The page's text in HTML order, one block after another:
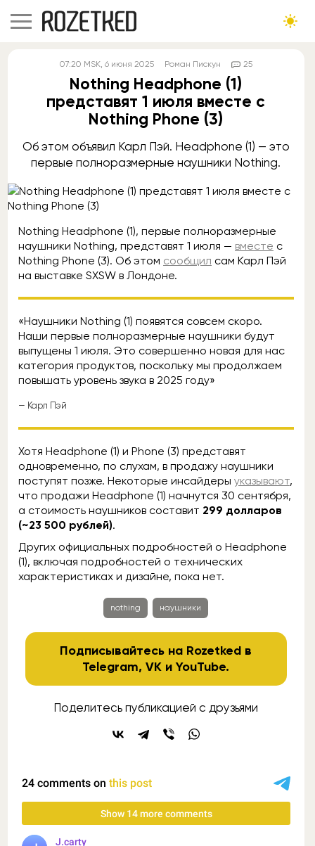
07:20 MSK, 6 июня 2025 Роман Пискун 25
Nothing Headphone (1)
представят 1 июля вместе с
Nothing Phone (3)
Об этом объявил Карл Пэй. Headphone (1) — это
первые полноразмерные наушники Nothing.
Nothing Headphone (1), первые полноразмерные
наушники Nothing, представят 1 июля — вместе с
Nothing Phone (3). Об этом сообщил сам Карл Пэй
на выставке SXSW в Лондоне.
«Наушники Nothing (1) появятся совсем скоро.
Наши первые полноразмерные наушники будут
выпущены 1 июля. Это совершенно новая для нас
категория продуктов, поскольку мы продолжаем
повышать уровень звука в 2025 году»
— Карл Пэй
Хотя Headphone (1) и Phone (3) представят
одновременно, по слухам, в продажу наушники
поступят позже. Некоторые инсайдеры указывают,
что продажи Headphone (1) начнутся 30 сентября,
а стоимость наушников составит 299 долларов
(~23 500 рублей).
Других официальных подробностей о Headphone
(1), включая подробностей о технических
характеристиках и дизайне, пока нет.
nothing наушники
Подписывайтесь на Rozetked в
Telegram,VK иYouTube.
Поделитесь публикацией с друзьями